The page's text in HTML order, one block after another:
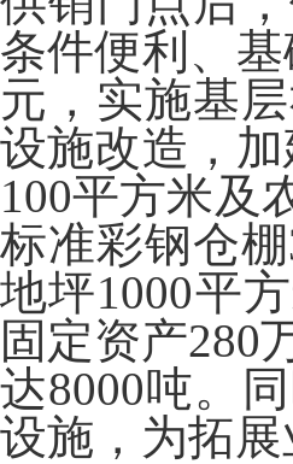
条件便利、
元，实施基
设施改造，
100平方米及
标准彩钢仓
地坪1000平
固定资产280
达8000吨。
设施，为拓